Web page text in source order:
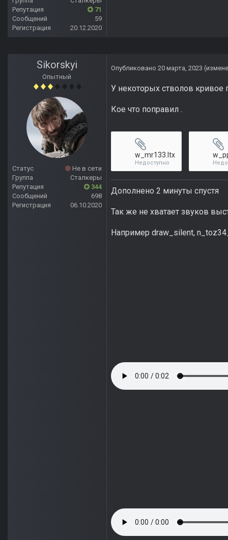
Репутация
71
Сообщений
59
Регистрация
20.12.2020
Sikorskyi
Опытный
Статус
Не в сети
Группа
Сталкеры
Репутация
344
Сообщений
698
Регистрация
06.10.2020
Опубликовано 20 марта, 2023
У некоторых стволов кривое
Кое что поправил .
w_mr133.ltx
Недоступно
Дополнено 2 минуты спустя
Так же не хватает звуков
Например draw_silent,